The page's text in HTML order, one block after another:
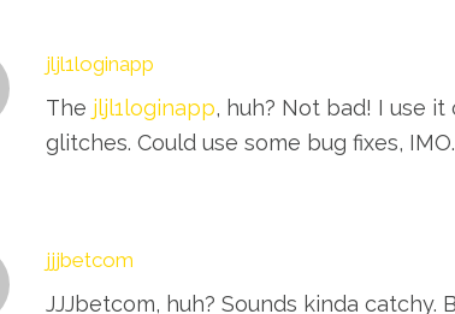
jljl1loginapp
The jljl1loginapp, huh? Not bad! I use
glitches. Could use some bug fixes, IMO.
jjjbetcom
JJJbetcom, huh? Sounds kinda